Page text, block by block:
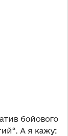
бойового
А я кажу: